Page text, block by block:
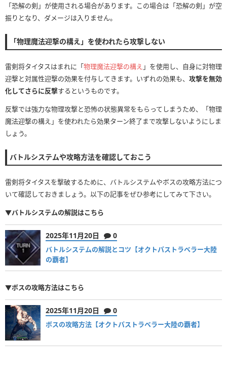
「恐解の剣」が使用される場合があります。この場合は「恐解の剣」が空
振りとなり、ダメージは入りません。
「物理魔法迎撃の構え」を使われたら攻撃しない
雷剣将タイタスはまれに「物理魔法迎撃の構え 」を使用し、自身に対物理
迎撃と対属性迎撃の効果を付与してきます。いずれの効果も、 攻撃を無効
化してさらに反撃するというものです。
反撃では強力な物理攻撃と恐怖の状態異常をもらってしまうため、「物理
魔法迎撃の構え」を使われたら効果ターン終了まで攻撃しないようにしま
しょう。
バトルシステムや攻略方法を確認しておこう
雷剣将タイタスを撃破するために、バトルシステムやボスの攻略方法につ
いて確認しておきましょう。以下の記事をぜひ参考にしてみて下さい。
▼バトルシステムの解説はこちら
2025年11月20日 0
バトルシステムの解説とコツ【オクトパストラベラー大陸
の覇者】
▼ボスの攻略方法はこちら
2025年11月20日 0
ボスの攻略方法【オクトパストラベラー大陸の覇者】